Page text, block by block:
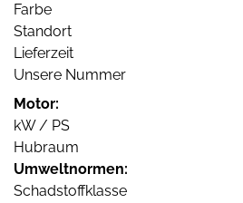
Farbe
Standort
Lieferzeit
Unsere Nummer
Motor:
kW / PS
Hubraum
Umweltnormen:
Schadstoffklasse